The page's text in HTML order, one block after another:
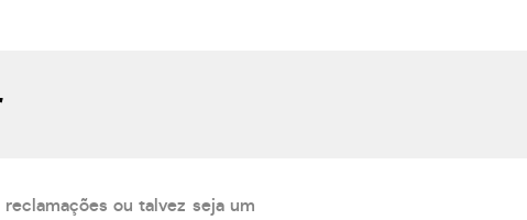
ou talvez seja um